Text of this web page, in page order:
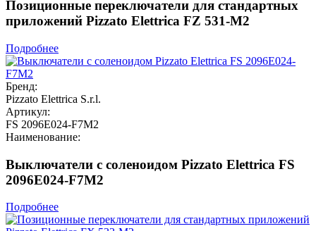
Позиционные переключатели для стандартных
приложений Pizzato Elettrica FZ 531-M2
Подробнее
Бренд:
Pizzato Elettrica S.r.l.
Артикул:
FS 2096E024-F7M2
Наименование:
Выключатели с соленоидом Pizzato Elettrica FS
2096E024-F7M2
Подробнее